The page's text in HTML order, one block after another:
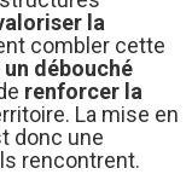
la
combler cette
débouché
renforcer la
La mise en
donc une
rencontrent.